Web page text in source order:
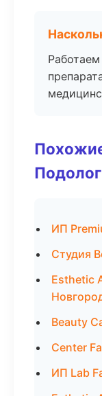
ИП
Студия
Esthetic
Beauty
Center
ИП Lab